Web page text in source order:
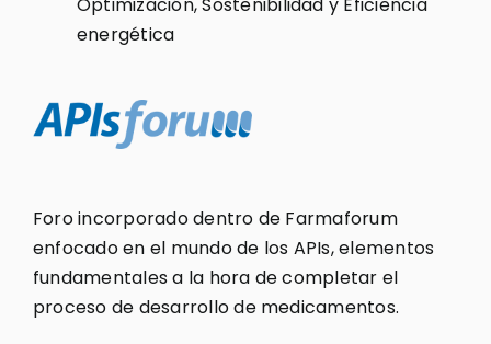
energética
Foro incorporado dentro de Farmaforum
enfocado en el mundo de los APIs, elementos
fundamentales a la hora de completar el
proceso de desarrollo de medicamentos.